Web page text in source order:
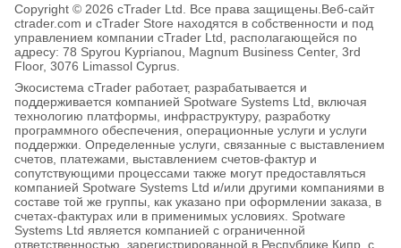
Copyright © 2026 cTrader Ltd. Все права защищены. Веб-сайт
ctrader.com и cTrader Store находятся в собственности и под
управлением компании cTrader Ltd, располагающейся по
адресу: 78 Spyrou Kyprianou, Magnum Business Center, 3rd
Floor, 3076 Limassol Cyprus.
Экосистема cTrader работает, разрабатывается и
поддерживается компанией Spotware Systems Ltd, включая
технологию платформы, инфраструктуру, разработку
программного обеспечения, операционные услуги и услуги
поддержки. Определенные услуги, связанные с выставлением
счетов, платежами, выставлением счетов-фактур и
сопутствующими процессами также могут предоставляться
компанией Spotware Systems Ltd и/или другими компаниями в
составе той же группы, как указано при оформлении заказа, в
счетах-фактурах или в применимых условиях. Spotware
Systems Ltd является компанией с ограниченной
ответственностью, зарегистрированной в Республике Кипр, с